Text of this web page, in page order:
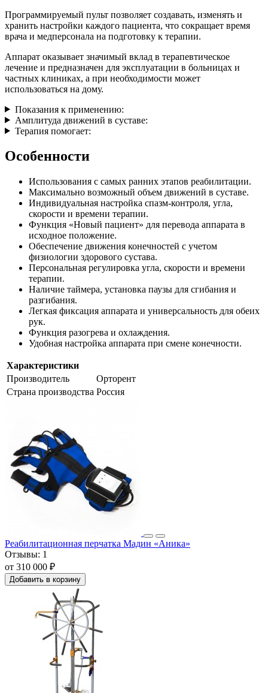
Программируемый пульт позволяет создавать, изменять и
хранить настройки каждого пациента, что сокращает время
врача и медперсонала на подготовку к терапии.
Аппарат оказывает значимый вклад в терапевтическое
лечение и предназначен для эксплуатации в больницах и
частных клиниках, а при необходимости может
использоваться на дому.
Показания к применению:
Амплитуда движений в суставе:
Терапия помогает:
Особенности
Использования с самых ранних этапов реабилитации.
Максимально возможный объем движений в суставе.
Индивидуальная настройка спазм-контроля, угла,
скорости и времени терапии.
Функция «Новый пациент» для перевода аппарата в
исходное положение.
Обеспечение движения конечностей с учетом
физиологии здорового сустава.
Персональная регулировка угла, скорости и времени
терапии.
Наличие таймера, установка паузы для сгибания и
разгибания.
Легкая фиксация аппарата и универсальность для обеих
рук.
Функция разогрева и охлаждения.
Удобная настройка аппарата при смене конечности.
Характеристики
Производитель
Орторент
Страна производства Россия
Реабилитационная перчатка Мадин «Аника»
Отзывы: 1
от 310 000 ₽
Добавить в корзину